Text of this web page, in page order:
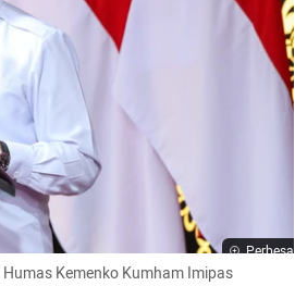
Perbesar
Kemenko Kumham Imipas